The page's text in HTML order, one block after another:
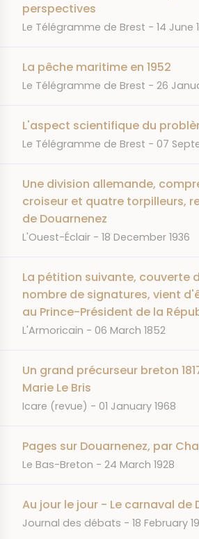
perspectives
JOURNAL
Le Télégramme de Brest DATE
14 June
La pêche maritime en 1952
JOURNAL
Le Télégramme de Brest DATE
26
L'aspect scientifique du
JOURNAL
Le Télégramme de Brest DATE
07
Une division allemande,
croiseur et quatre torpilleurs,
de Douarnenez
JOURNAL
L'Ouest-Éclair DATE
18 December 1936
La pétition suivante, couverte
nombre de signatures, vient
au Prince-Président de la
JOURNAL
L'Armoricain DATE
06 March 1852
Un grand précurseur breton
Marie Le Bris
JOURNAL
Icare (revue) DATE
01 January 1968
Pages sur Douarnenez, par
JOURNAL
Le Bas-Breton DATE
24 March 1928
Au jour le jour - Le carnaval de
JOURNAL
Journal des débats DATE
18 February